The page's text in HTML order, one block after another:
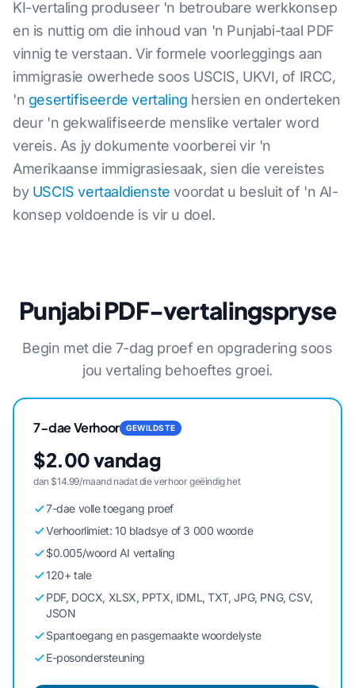
KI-vertaling produseer 'n betroubare werkkonsep
en is nuttig om die inhoud van 'n Punjabi-taal PDF
vinnig te verstaan. Vir formele voorleggings aan
immigrasie owerhede soos USCIS, UKVI, of IRCC,
'n gesertifiseerde vertaling hersien en onderteken
deur 'n gekwalifiseerde menslike vertaler word
vereis. As jy dokumente voorberei vir 'n
Amerikaanse immigrasiesaak, sien die vereistes
by USCIS vertaaldienste voordat u besluit of 'n AI-
konsep voldoende is vir u doel.
Punjabi PDF-vertalingspryse
Begin met die 7-dag proef en opgradering soos
jou vertaling behoeftes groei.
7-dae Verhoor GEWILDSTE
$2.00 vandag
dan $14.99/maand nadat die verhoor geëindig het
7-dae volle toegang proef
Verhoorlimiet: 10 bladsye of 3 000 woorde
$0.005/woord AI vertaling
120+ tale
PDF, DOCX, XLSX, PPTX, IDML, TXT, JPG, PNG, CSV,
JSON
Spantoegang en pasgemaakte woordelyste
E-posondersteuning